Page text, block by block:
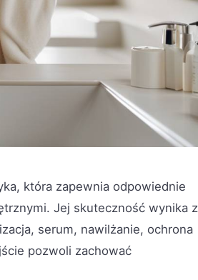
która zapewnia odpowiednie
Jej skuteczność wynika z
serum, nawilżanie, ochrona
pozwoli zachować